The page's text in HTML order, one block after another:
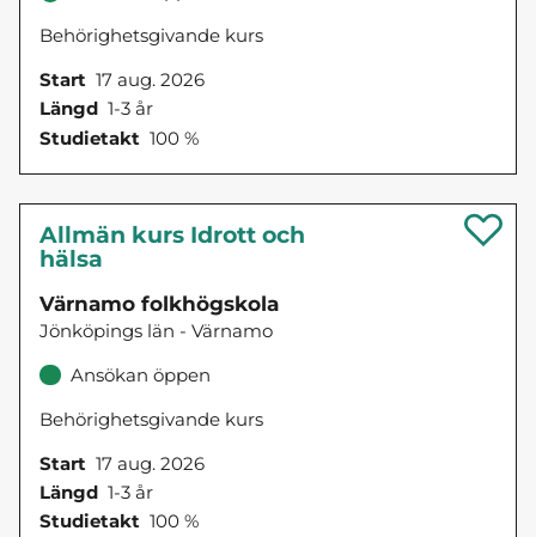
Behörighetsgivande kurs
Start 17 aug. 2026
Längd 1-3 år
Studietakt 100 %
Allmän kurs Idrott och
hälsa
Värnamo folkhögskola
Jönköpings län - Värnamo
Ansökan öppen
Behörighetsgivande kurs
Start 17 aug. 2026
Längd 1-3 år
Studietakt 100 %